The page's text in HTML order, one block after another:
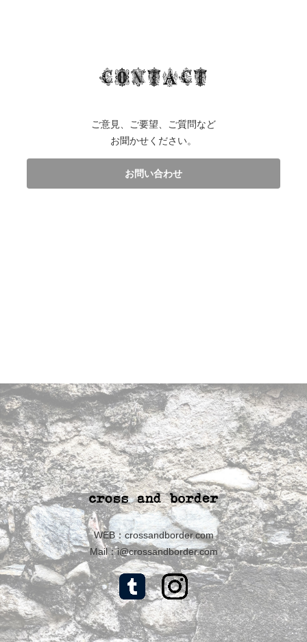
ご意見、ご要望、ご質問など
お聞かせください。
お問い合わせ
WEB：crossandborder.com
Mail：i@crossandborder.com